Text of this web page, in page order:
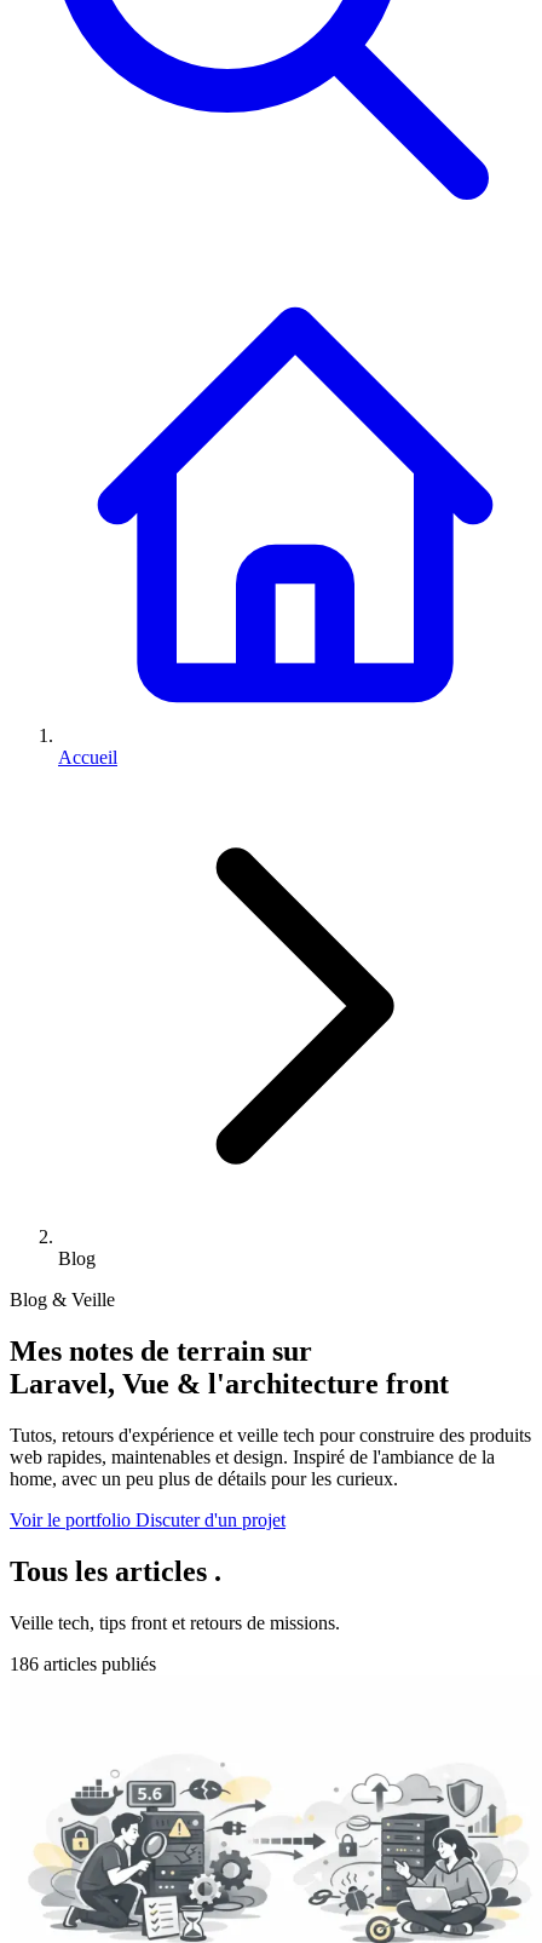
Accueil
Blog
Blog & Veille
Mes notes de terrain sur
Laravel, Vue & l'architecture front
Tutos, retours d'expérience et veille tech pour construire des produits
web rapides, maintenables et design. Inspiré de l'ambiance de la
home, avec un peu plus de détails pour les curieux.
Voir le portfolio Discuter d'un projet
Tous les articles .
Veille tech, tips front et retours de missions.
186 articles publiés